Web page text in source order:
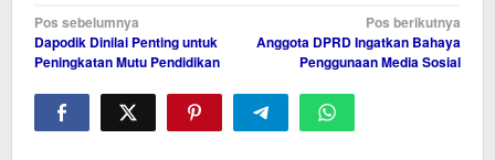
Navigasi
pos
Pos sebelumnya
Dapodik Dinilai Penting untuk
Peningkatan Mutu Pendidikan
Pos berikutnya
Anggota DPRD Ingatkan Bahaya
Penggunaan Media Sosial